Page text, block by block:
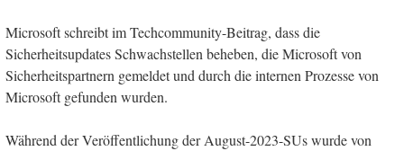
Microsoft schreibt im Techcommunity-Beitrag, dass die
Sicherheitsupdates Schwachstellen beheben, die Microsoft von
Sicherheitspartnern gemeldet und durch die internen Prozesse von
Microsoft gefunden wurden.
Während der Veröffentlichung der August-2023-SUs wurde von